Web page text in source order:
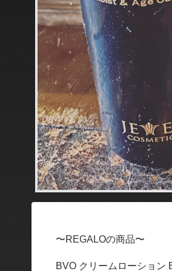
〜REGALOの商品〜
BVO クリームローション